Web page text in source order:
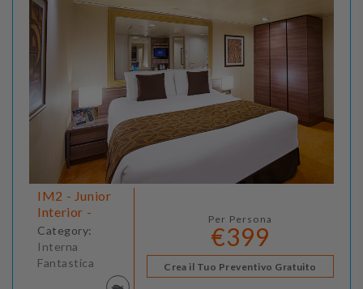
IM2 - Junior
Interior -
Category:
Interna
Fantastica
Per Persona
€399
Crea il Tuo Preventivo Gratuito